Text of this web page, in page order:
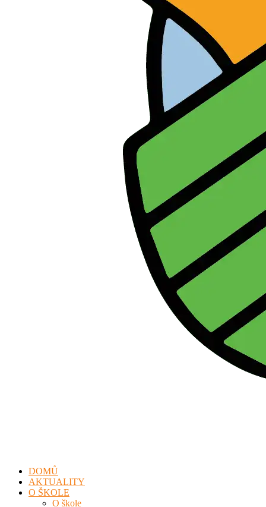
DOMŮ
AKTUALITY
O ŠKOLE
O škole